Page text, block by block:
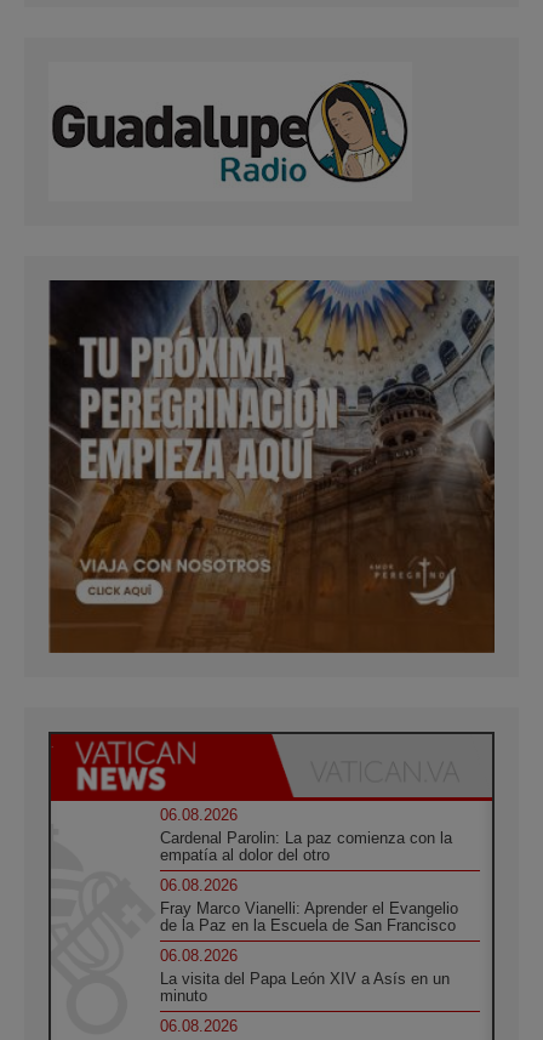
06.08.2026
Cardenal Parolin: La paz comienza con la
empatía al dolor del otro
06.08.2026
Fray Marco Vianelli: Aprender el Evangelio
de la Paz en la Escuela de San Francisco
06.08.2026
La visita del Papa León XIV a Asís en un
minuto
06.08.2026